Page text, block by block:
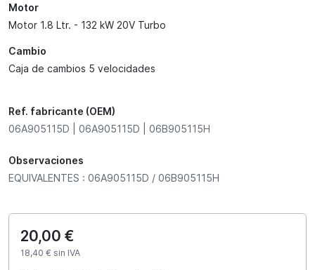
Motor
Motor 1.8 Ltr. - 132 kW 20V Turbo
Cambio
Caja de cambios 5 velocidades
Ref. fabricante (OEM)
06A905115D | 06A905115D | 06B905115H
Observaciones
EQUIVALENTES : 06A905115D / 06B905115H
20,00 €
18,40 € sin IVA